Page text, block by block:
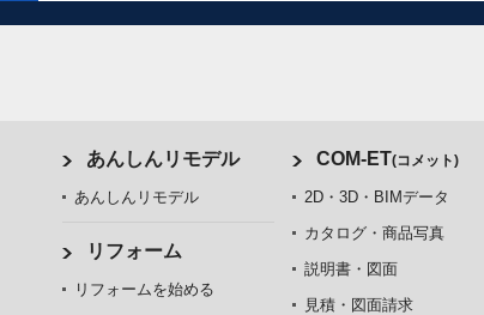
あんしんリモデル
あんしんリモデル
リフォーム
リフォームを始める
COM-ET(コメット)
2D・3D・BIMデータ
カタログ・商品写真
説明書・図面
見積・図面請求